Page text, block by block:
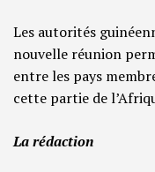
Les autorités
nouvelle réunion
entre les pays
cette partie de
La rédaction